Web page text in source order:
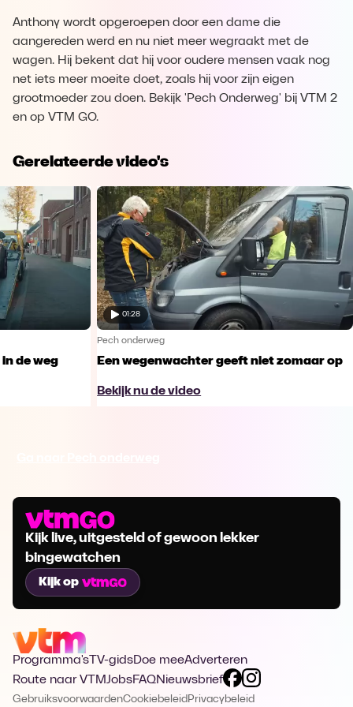
Anthony wordt opgeroepen door een dame die
aangereden werd en nu niet meer wegraakt met de
wagen. Hij bekent dat hij voor oudere mensen vaak nog
net iets meer moeite doet, zoals hij voor zijn eigen
grootmoeder zou doen. Bekijk 'Pech Onderweg' bij VTM 2
en op VTM GO.
Gerelateerde video's
de weg
01:28
Pech onderweg
Een wegenwachter geeft niet zomaar op
Bekijk nu de video
Kijk live, uitgesteld of gewoon lekker
bingewatchen
Kijk op
Programma's TV-gidsDoe meeAdverteren
Route naar VTMJobsFAQNieuwsbrief
GebruiksvoorwaardenCookiebeleid Privacybeleid